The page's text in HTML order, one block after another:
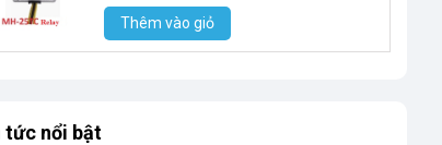
Thêm vào giỏ
tức nổi bật